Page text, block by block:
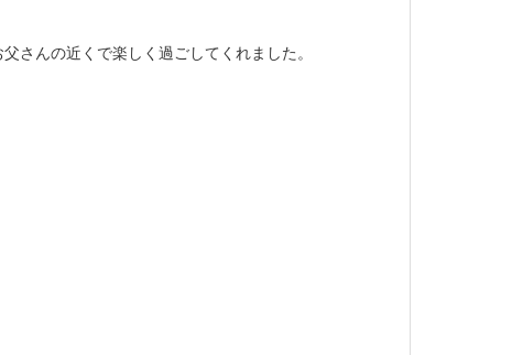
さんの近くで楽しく過ごしてくれました。